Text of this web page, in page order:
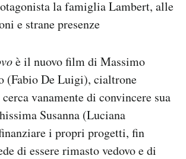
di aiuto?
la famiglia Lambert, alle
e strane presenze
è il nuovo film di Massimo
(Fabio De Luigi), cialtrone
vanamente di convincere sua
Susanna (Luciana
i propri progetti, fin
di essere rimasto vedovo e di